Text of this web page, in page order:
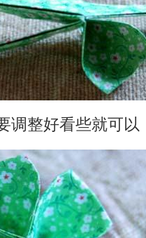
调整好看些就可以